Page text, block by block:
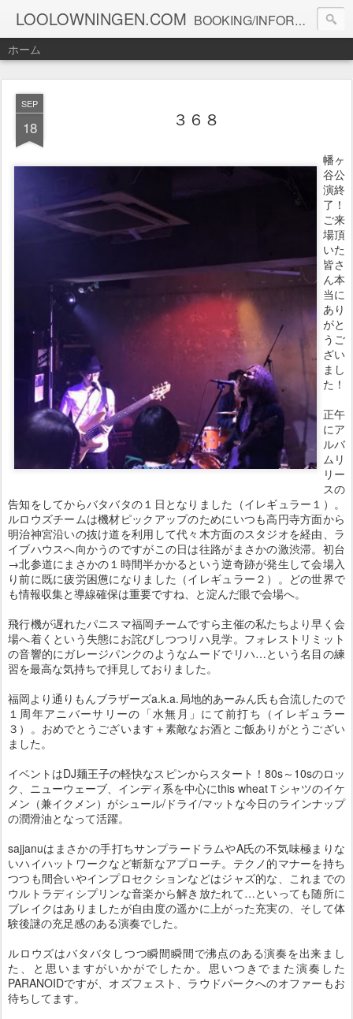
LOOLOWNINGEN.COM BOOKING/INFORMATION info@loolowningen.com
ホーム
SEP
18 ３６８
幡ヶ
谷公
演終
了！
ご来
場頂
いた
皆さ
ん本
当に
あり
がと
うご
ざい
まし
た！
正午
にア
ルバ
ムリ
リー
スの
告知をしてからバタバタの１日となりました（イレギュラー１）。
ルロウズチームは機材ピックアップのためにいつも高円寺方面から
明治神宮沿いの抜け道を利用して代々木方面のスタジオを経由、ラ
イブハウスへ向かうのですがこの日は往路がまさかの激渋滞。初台
→北参道にまさかの１時間半かかるという逆奇跡が発生して会場入
り前に既に疲労困憊になりました（イレギュラー２）。どの世界で
も情報収集と導線確保は重要ですね、と淀んだ眼で会場へ。
飛行機が遅れたパニスマ福岡チームですら主催の私たちより早く会
場へ着くという失態にお詫びしつつリハ見学。フォレストリミット
の音響的にガレージパンクのようなムードでリハ…という名目の練
習を最高な気持ちで拝見しておりました。
福岡より通りもんブラザーズa.k.a.局地的あーみん氏も合流したので
１周年アニバーサリーの「水無月」にて前打ち（イレギュラー
３）。おめでとうございます＋素敵なお酒とご飯ありがとうござい
ました。
イベントはDJ麺王子の軽快なスピンからスタート！80s～10sのロッ
ク、ニューウェーブ、インディ系を中心にthis wheatＴシャツのイケ
メン（兼イクメン）がシュール/ドライ/マットな今日のラインナップ
の潤滑油となって活躍。
sajjanuはまさかの手打ちサンプラードラムやA氏の不気味極まりな
いハイハットワークなど斬新なアプローチ。テクノ的マナーを持ち
つつも間合いやインプロセクションなどはジャズ的な、これまでの
ウルトラディシプリンな音楽から解き放たれて…といっても随所に
ブレイクはありましたが自由度の遥かに上がった充実の、そして体
験後謎の充足感のある演奏でした。
ルロウズはバタバタしつつ瞬間瞬間で沸点のある演奏を出来まし
た、と思いますがいかがでしたか。思いつきでまた演奏した
PARANOIDですが、オズフェスト、ラウドパークへのオファーもお
待ちしてます。